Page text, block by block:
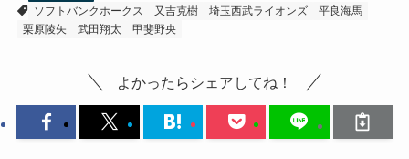
ソフトバンクホークス
又吉克樹 埼玉西武ライオンズ
平良海馬
栗原陵矢
武田翔太 甲斐野央
よかったらシェアしてね！